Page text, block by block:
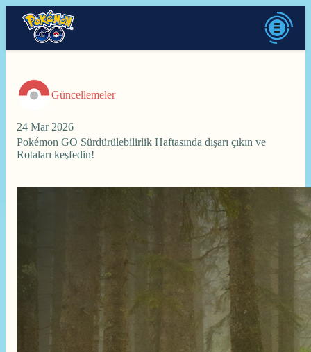
Güncellemeler
24 Mar 2026
Pokémon GO Sürdürülebilirlik Haftasında dışarı çıkın ve
Rotaları keşfedin!